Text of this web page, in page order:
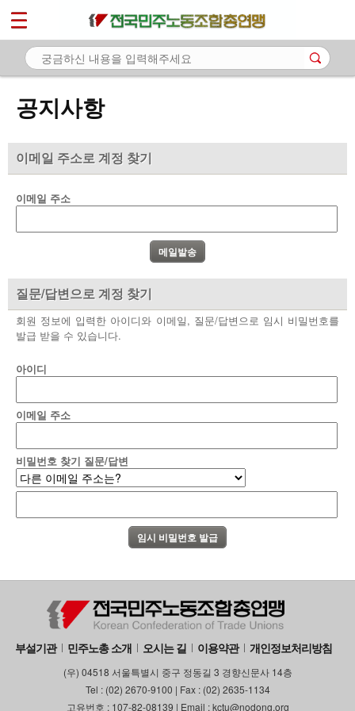
공지사항
이메일 주소로 계정 찾기
이메일 주소
질문/답변으로 계정 찾기
회원 정보에 입력한 아이디와 이메일, 질문/답변으로 임시 비밀번호를
발급 받을 수 있습니다.
아이디
이메일 주소
비밀번호 찾기 질문/답변
부설기관 민주노총 소개 오시는 길 이용약관 개인정보처리방침
(우) 04518 서울특별시 중구 정동길 3 경향신문사 14층
Tel : (02) 2670-9100 | Fax : (02) 2635-1134
고유번호 : 107-82-08139 | Email : kctu@nodong.org
마이페이지
소개
- 공지사항
- 성명·보도
부설기관
업무